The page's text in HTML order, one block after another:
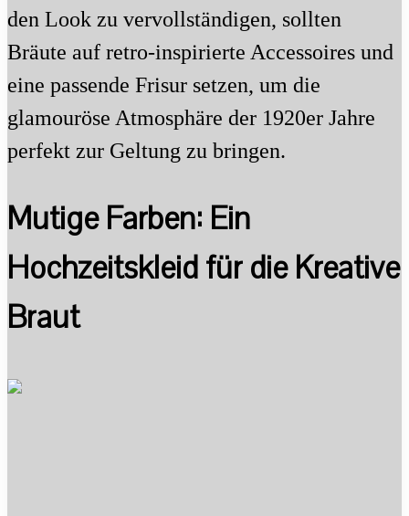
den Look zu vervollständigen, sollten
Bräute auf retro-inspirierte Accessoires und
eine passende Frisur setzen, um die
glamouröse Atmosphäre der 1920er Jahre
perfekt zur Geltung zu bringen.
Mutige Farben: Ein
Hochzeitskleid für die Kreative
Braut